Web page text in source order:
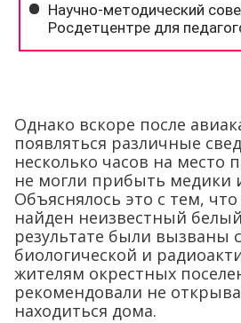
Однако вскоре после
появляться различные
несколько часов на место
не могли прибыть медики
Объяснялось это с тем,
найден неизвестный
результате были вызваны
биологической и
жителям окрестных
рекомендовали не
находиться дома.